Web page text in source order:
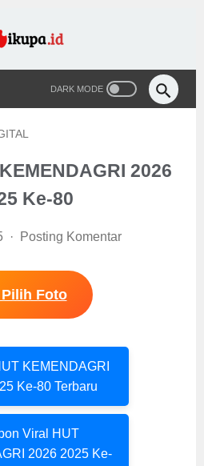
2026
Ke-80
Posting Komentar
Pilih Foto
KEMENDAGRI
Ke-80 Terbaru
Viral HUT
2026 2025 Ke-